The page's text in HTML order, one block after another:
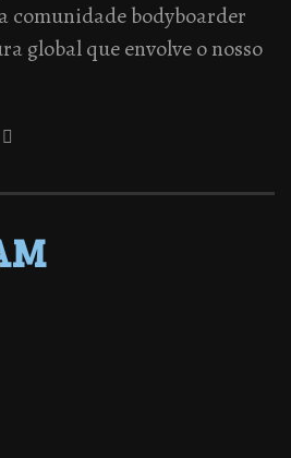
comunidade bodyboarder
global que envolve o nosso